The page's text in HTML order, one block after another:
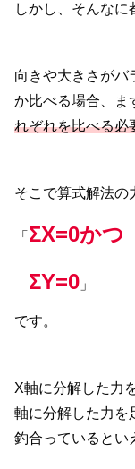
しかし、そんなに
向きや大きさがバ
か比べる場合、ま
れぞれを比べる必
そこで算式解法の
「 ΣX=0かつ
ΣY=0 」
です。
X軸に分解した力
軸に分解した力を
釣合っているとい